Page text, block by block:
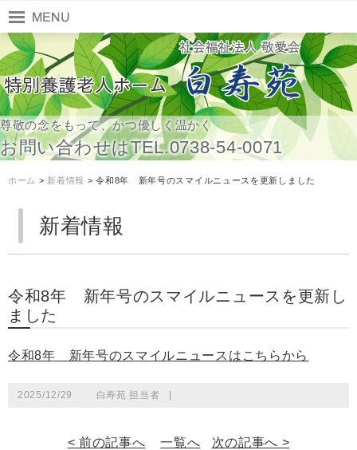
尊敬の念をもって、かつ優しく温かく
お問い合わせはTEL.0738-54-0071
ホーム > 新着情報 > 令和8年 新年号のスマイルニュースを更新しました
新着情報
令和8年 新年号のスマイルニュースを更新し
ました
令和8年 新年号のスマイルニュースはこちらから
2025/12/29 白寿苑 担当者
< 前の記事へ 一覧へ 次の記事へ >